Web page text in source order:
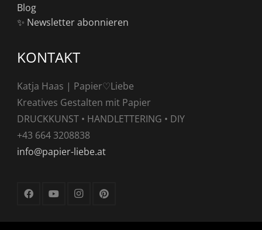
Blog
✨ Newsletter abonnieren
KONTAKT
Katja Haas | Papier♡Liebe
Kreatives Gestalten mit Papier
DRUCKKUNST • HANDLETTERING • DIY
+43 664 3208838
info@papier-liebe.at